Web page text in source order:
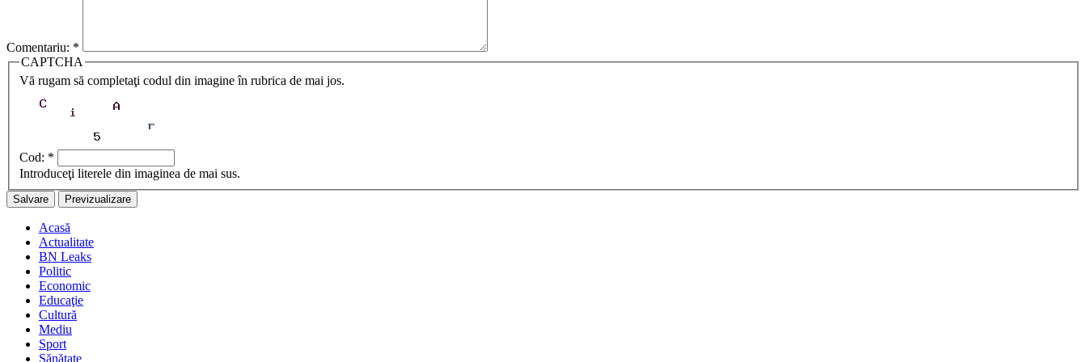
Comentariu: *
CAPTCHA
Vă rugam să completaţi codul din imagine în rubrica de mai jos.
Cod: *
Introduceţi literele din imaginea de mai sus.
Acasă
Actualitate
BN Leaks
Politic
Economic
Educaţie
Cultură
Mediu
Sport
Sănătate